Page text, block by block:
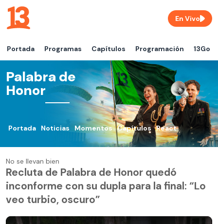
Portada Programas Capítulos Programación 13Go
En Vivo
Palabra de
Honor
Portada Noticias Momentos Capítulos React
No se llevan bien
Recluta de Palabra de Honor quedó
inconforme con su dupla para la final: “Lo
veo turbio, oscuro”